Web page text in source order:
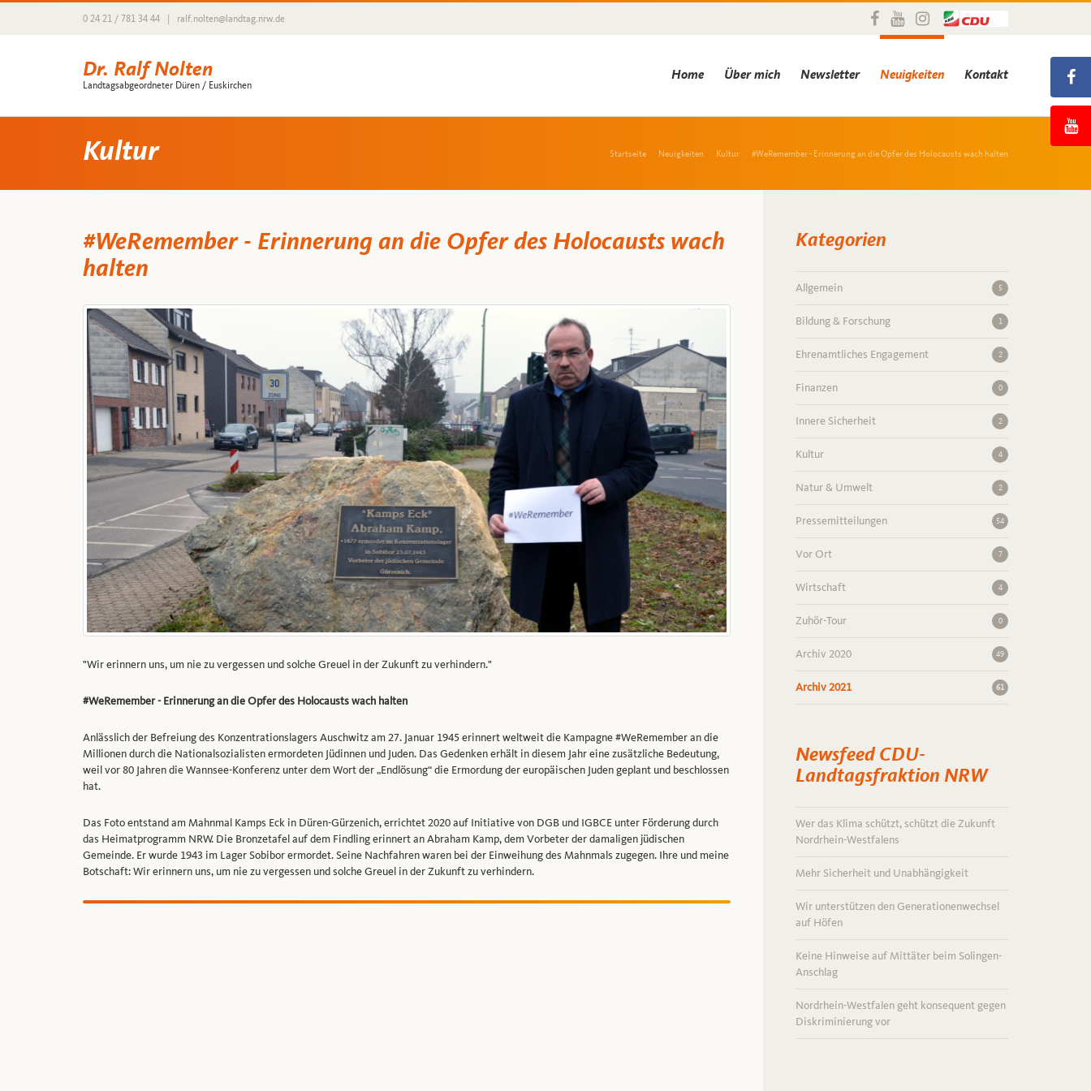
0 24 21 / 781 34 44 ralf.nolten@landtag.nrw.de
Dr. Ralf Nolten
Landtagsabgeordneter Düren / Euskirchen
Home Über mich Newsletter Neuigkeiten Kontakt
Kultur Startseite Neuigkeiten Kultur #WeRemember - Erinnerung an die Opfer des Holocausts wach halten
#WeRemember - Erinnerung an die Opfer des Holocausts wach
halten
"Wir erinnern uns, um nie zu vergessen und solche Greuel in der Zukunft zu verhindern."
#WeRemember - Erinnerung an die Opfer des Holocausts wach halten
Anlässlich der Befreiung des Konzentrationslagers Auschwitz am 27. Januar 1945 erinnert weltweit die Kampagne #WeRemember an die
Millionen durch die Nationalsozialisten ermordeten Jüdinnen und Juden. Das Gedenken erhält in diesem Jahr eine zusätzliche Bedeutung,
weil vor 80 Jahren die Wannsee-Konferenz unter dem Wort der „Endlösung“ die Ermordung der europäischen Juden geplant und beschlossen
hat.
Das Foto entstand am Mahnmal Kamps Eck in Düren-Gürzenich, errichtet 2020 auf Initiative von DGB und IGBCE unter Förderung durch
das Heimatprogramm NRW. Die Bronzetafel auf dem Findling erinnert an Abraham Kamp, dem Vorbeter der damaligen jüdischen
Gemeinde. Er wurde 1943 im Lager Sobibor ermordet. Seine Nachfahren waren bei der Einweihung des Mahnmals zugegen. Ihre und meine
Botschaft: Wir erinnern uns, um nie zu vergessen und solche Greuel in der Zukunft zu verhindern.
Kategorien
Allgemein 5
Bildung & Forschung 1
Ehrenamtliches Engagement 2
Finanzen 0
Innere Sicherheit 2
Kultur 4
Natur & Umwelt 2
Pressemitteilungen 54
Vor Ort 7
Wirtschaft 4
Zuhör-Tour 0
Archiv 2020 49
Archiv 2021 61
Newsfeed CDU-
Landtagsfraktion NRW
Wer das Klima schützt, schützt die Zukunft
Nordrhein-Westfalens
Mehr Sicherheit und Unabhängigkeit
Wir unterstützen den Generationenwechsel
auf Höfen
Keine Hinweise auf Mittäter beim Solingen-
Anschlag
Nordrhein-Westfalen geht konsequent gegen
Diskriminierung vor